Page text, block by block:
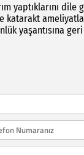
yaptıklarını dile
katarakt
yaşantısına